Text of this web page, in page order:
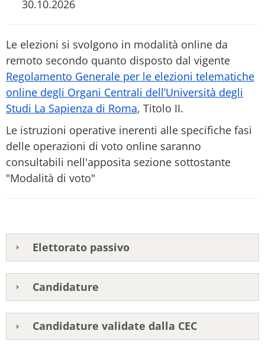
30.10.2026
Le elezioni si svolgono in modalità online da
remoto secondo quanto disposto dal vigente
Regolamento Generale per le elezioni telematiche
online degli Organi Centrali dell’Università degli
Studi La Sapienza di Roma, Titolo II.
Le istruzioni operative inerenti alle specifiche fasi
delle operazioni di voto online saranno
consultabili nell'apposita sezione sottostante
"Modalità di voto"
Elettorato passivo
Candidature
Candidature validate dalla CEC